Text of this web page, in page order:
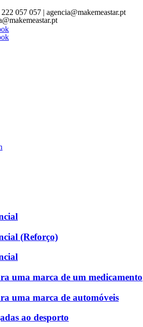
057 057 | agencia@makemeastar.pt
(Reforço)
uma marca de um medicamento
uma marca de automóveis
ao desporto